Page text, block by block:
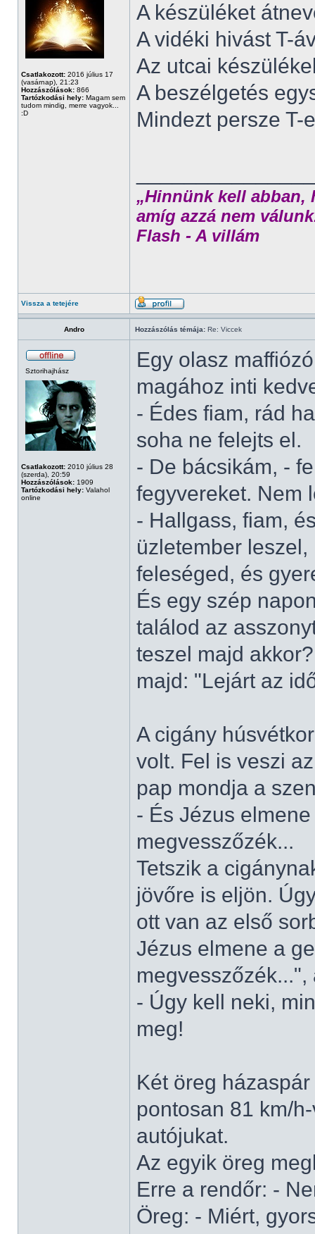
Csatlakozott: 2016 július 17
(vasárnap), 21:23
Hozzászólások: 866
Tartózkodási hely: Magam sem
tudom mindig, merre vagyok...
:D
A készüléket
A vidéki hivást T-
Az utcai
A beszélgetés
Mindezt persze T-
„Hinnünk kell abban,
amíg azzá nem
Flash - A villám
Vissza a tetejére
Andro Hozzászólás témája: Re: Viccek
Sztorihajhász
Csatlakozott: 2010 július 28
(szerda), 20:59
Hozzászólások: 1909
Tartózkodási hely: Valahol
online
Egy olasz
magához inti
- Édes fiam, rád
soha ne felejts el.
- De bácsikám, -
fegyvereket. Nem
- Hallgass, fiam,
üzletember
feleséged, és
És egy szép
találod az
teszel majd
majd: "Lejárt az
A cigány
volt. Fel is veszi
pap mondja a
- És Jézus
megvesszőzék...
Tetszik a
jövőre is eljön.
ott van az első
Jézus elmene a
- Úgy kell neki,
meg!
Két öreg
pontosan 81 km/
autójukat.
Az egyik öreg
Erre a rendőr: -
Öreg: - Miért,